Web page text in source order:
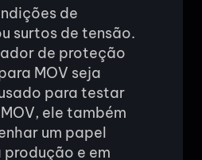
de
surtos de tensão.
de proteção
MOV seja
para testar
ele também
um papel
e em